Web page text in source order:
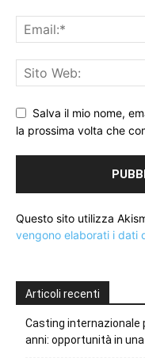
Salva il mio nome,
la prossima volta che
Questo sito utilizza
vengono elaborati i dati
Articoli recenti
Casting internazionale
anni: opportunità in